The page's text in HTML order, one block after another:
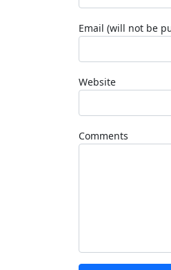
Email (will not be
Website
Comments